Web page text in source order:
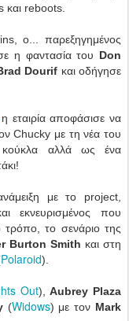
και reboots.
ο... παρεξηγημένος
η φαντασία του Don
Dourif και οδήγησε
εταιρία αποφάσισε να
Chucky με τη νέα του
κούκλα αλλά ως ένα
με το project,
εκνευρισμένος που
τρόπο, το σενάριο της
Burton Smith και στη
Polaroid).
Out),Aubrey Plaza
(Widows) με τον Mark